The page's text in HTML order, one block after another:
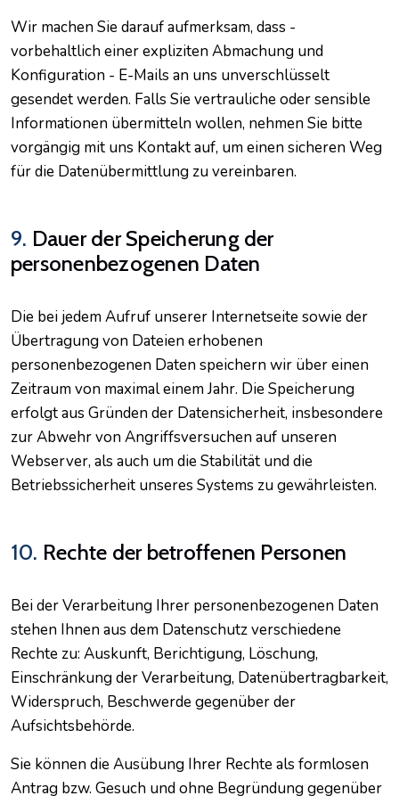
Wir machen Sie darauf aufmerksam, dass -
vorbehaltlich einer expliziten Abmachung und
Konfiguration - E-Mails an uns unverschlüsselt
gesendet werden. Falls Sie vertrauliche oder sensible
Informationen übermitteln wollen, nehmen Sie bitte
vorgängig mit uns Kontakt auf, um einen sicheren Weg
für die Datenübermittlung zu vereinbaren.
9. Dauer der Speicherung der
personenbezogenen Daten
Die bei jedem Aufruf unserer Internetseite sowie der
Übertragung von Dateien erhobenen
personenbezogenen Daten speichern wir über einen
Zeitraum von maximal einem Jahr. Die Speicherung
erfolgt aus Gründen der Datensicherheit, insbesondere
zur Abwehr von Angriffsversuchen auf unseren
Webserver, als auch um die Stabilität und die
Betriebssicherheit unseres Systems zu gewährleisten.
10. Rechte der betroffenen Personen
Bei der Verarbeitung Ihrer personenbezogenen Daten
stehen Ihnen aus dem Datenschutz verschiedene
Rechte zu: Auskunft, Berichtigung, Löschung,
Einschränkung der Verarbeitung, Datenübertragbarkeit,
Widerspruch, Beschwerde gegenüber der
Aufsichtsbehörde.
Sie können die Ausübung Ihrer Rechte als formlosen
Antrag bzw. Gesuch und ohne Begründung gegenüber